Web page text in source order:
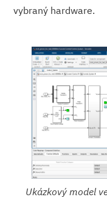
vybraný hardware.
Ukázkový model